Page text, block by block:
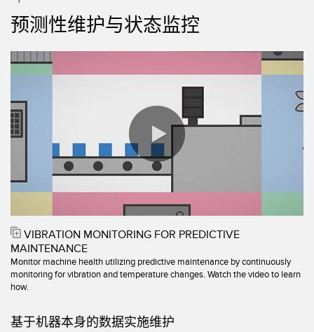
SNAP SIGNAL 附件 软件
传感器
测量光幕
3D飞行时间
超声波传感器
光纤放大器
工业物联网与智能工厂
储罐料位监控
机器监控/设备综合效率
物料、服务或托盘取件呼叫
状况监测：预测性维护和预防性维护
设备综合效率 (OEE)
远程监控
预测性维护与状态监控
0:00 / 1:43
VIBRATION MONITORING FOR PREDICTIVE
MAINTENANCE
Monitor machine health utilizing predictive maintenance by continuously
monitoring for vibration and temperature changes. Watch the video to learn
how.
基于机器本身的数据实施维护